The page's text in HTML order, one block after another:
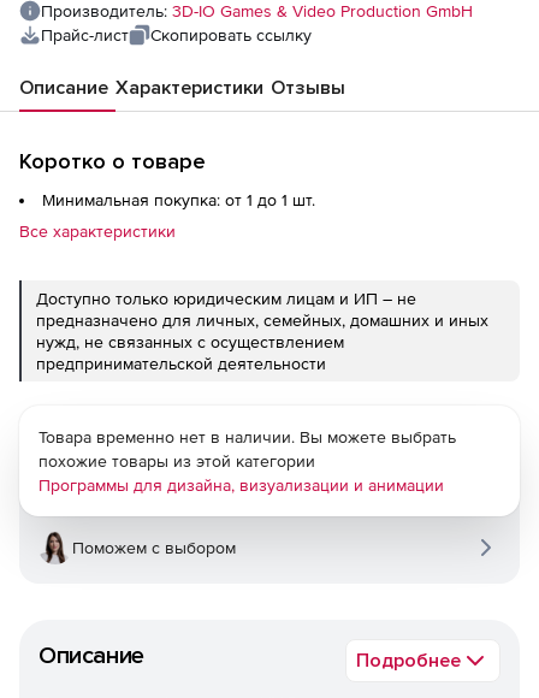
Производитель: 3D-IO Games & Video Production GmbH
Прайс-лист
Скопировать ссылку
Описание Характеристики Отзывы
Коротко о товаре
Минимальная покупка: от 1 до 1 шт.
Все характеристики
Доступно только юридическим лицам и ИП – не
предназначено для личных, семейных, домашних и иных
нужд, не связанных с осуществлением
предпринимательской деятельности
Описание Подробнее
Товара временно нет в наличии. Вы можете выбрать
похожие товары из этой категории
Программы для дизайна, визуализации и анимации
Поможем с выбором